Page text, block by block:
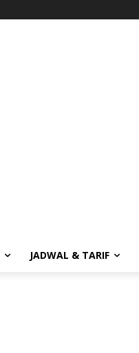
JADWAL & TARIF